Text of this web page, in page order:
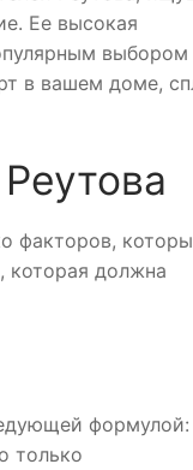
Ее высокая
выбором
в вашем доме,
факторов,
которая должна
формулой:
только